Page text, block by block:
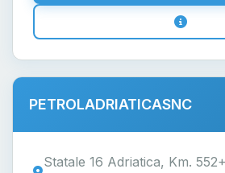
PETROLADRIATICASNC
Statale 16 Adriatica, Km.